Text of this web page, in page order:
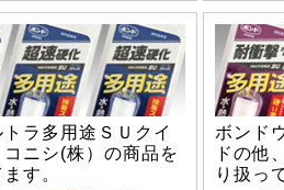
ラ多用途ＳＵクイ
コニシ(株）の商品を
す。
ボンド
ドの他
り扱っ